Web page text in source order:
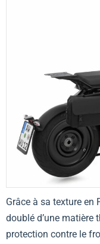
Grâce à sa texture en
doublé d’une
protection contre le